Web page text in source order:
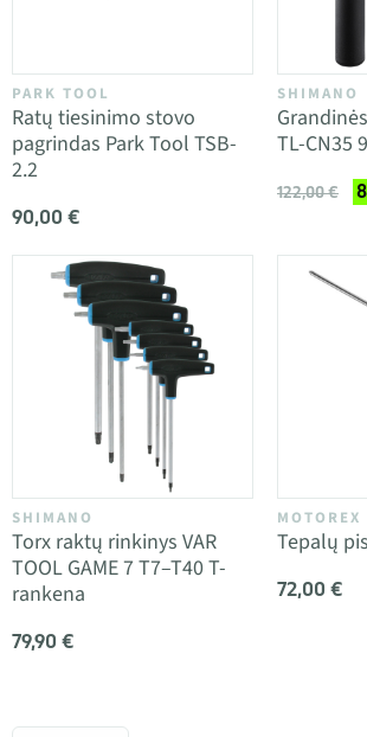
PARK TOOL
Ratų tiesinimo stovo
pagrindas Park Tool TSB-
2.2
90,00 €
SHIMANO
TL-CN35
122,00 €
SHIMANO
Torx raktų rinkinys VAR
TOOL GAME 7 T7–T40 T-
rankena
79,90 €
MOTOREX
Tepalų
72,00 €